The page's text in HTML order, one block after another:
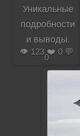
Уникальные
подробности
и выводы.
👁️ 123 ❤️ 0 💬
0